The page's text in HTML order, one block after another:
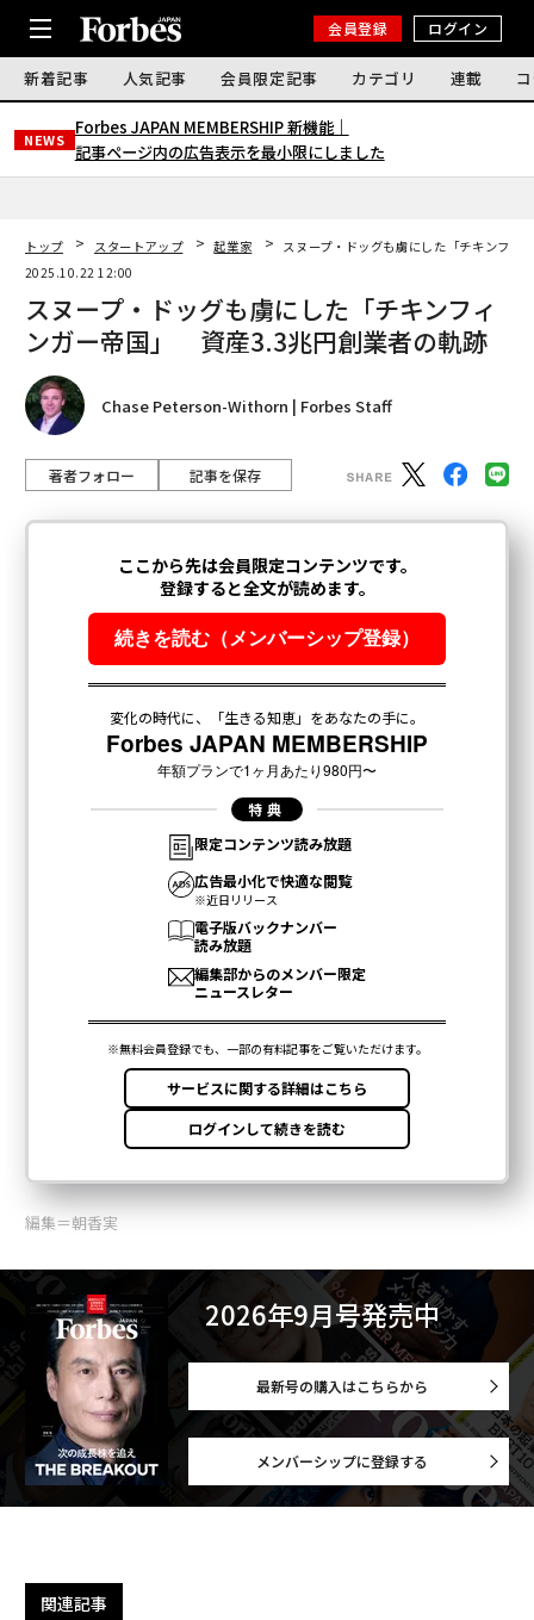
会員登録 ログイン
新着記事 人気記事 会員限定記事 カテゴリ 連載
NEWS
Forbes JAPAN MEMBERSHIP 新機能｜
記事ページ内の広告表示を最小限にしました
トップ スタートアップ 起業家
スヌープ・ドッグも虜にした「チキンフ
2025.10.22 12:00
​​スヌープ・ドッグも虜にした「チキンフィ
ンガー帝国」 資産3.3兆円創業者の軌跡
Chase Peterson-Withorn | Forbes Staff
著者フォロー 記事を保存
編集＝朝香実
2026年9月号発売中
最新号の購入はこちらから
メンバーシップに登録する
関連記事